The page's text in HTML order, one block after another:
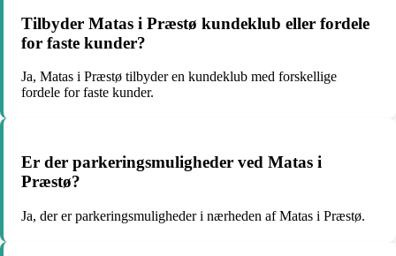
Tilbyder Matas i Præstø kundeklub eller fordele
for faste kunder?
Ja, Matas i Præstø tilbyder en kundeklub med forskellige
fordele for faste kunder.
Er der parkeringsmuligheder ved Matas i
Præstø?
Ja, der er parkeringsmuligheder i nærheden af Matas i Præstø.